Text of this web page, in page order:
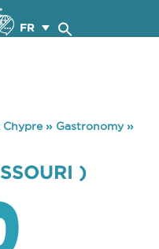
FR
Chypre» Gastronomy»
)